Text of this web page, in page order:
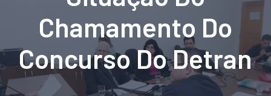
Chamamento Do
Concurso Do Detran